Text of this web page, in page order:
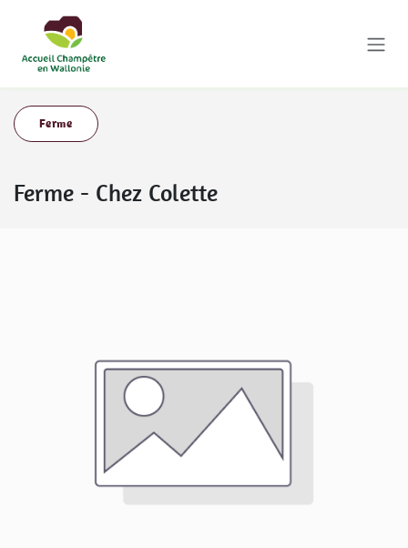
Ferme
Ferme - Chez Colette